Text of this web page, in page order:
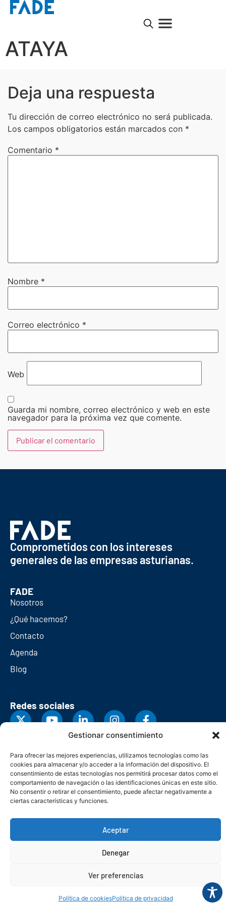
Gestionar consentimiento
Para ofrecer las mejores experiencias, utilizamos tecnologías como las
cookies para almacenar y/o acceder a la información del dispositivo. El
consentimiento de estas tecnologías nos permitirá procesar datos como el
comportamiento de navegación o las identificaciones únicas en este sitio.
No consentir o retirar el consentimiento, puede afectar negativamente a
ciertas características y funciones.
Aceptar
Denegar
Ver preferencias
Política de cookiesPolítica de privacidad
ATAYA
Deja una respuesta
Tu dirección de correo electrónico no será publicada.
Los campos obligatorios están marcados con *
Comentario *
Nombre *
Correo electrónico *
Web
Guarda mi nombre, correo electrónico y web en este
navegador para la próxima vez que comente.
Comprometidos con los intereses
generales de las empresas asturianas.
FADE
Nosotros
¿Qué hacemos?
Contacto
Agenda
Blog
Redes sociales
© Copyright 2026. Federación Asturiana de Empresarios
Política de cookies